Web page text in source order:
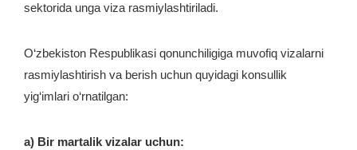
sektorida unga viza rasmiylashtiriladi.
O‘zbekiston Respublikasi qonunchiligiga muvofiq vizalarni
rasmiylashtirish va berish uchun quyidagi konsullik
yig‘imlari o‘rnatilgan:
a) Bir martalik vizalar uchun: